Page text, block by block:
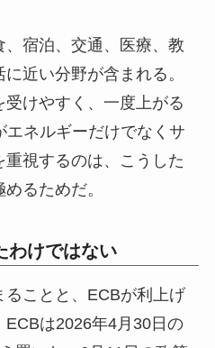
宿泊、交通、医療、教
近い分野が含まれる。
けやすく、一度上がる
エネルギーだけでなくサ
視するのは、こうした
るためだ。
わけではない
ことと、ECBが利上げ
ECBは2026年4月30日の